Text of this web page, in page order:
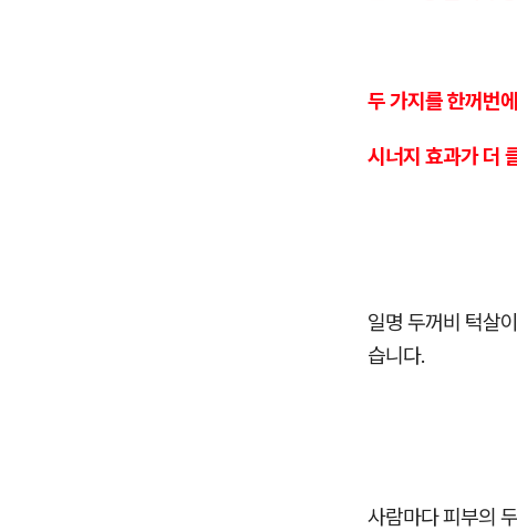
두 가지를 한꺼번
시너지 효과가 더
일명 두꺼비 턱살
습니다.
사람마다 피부의